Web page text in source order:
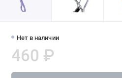
Нет в наличии
460 ₽